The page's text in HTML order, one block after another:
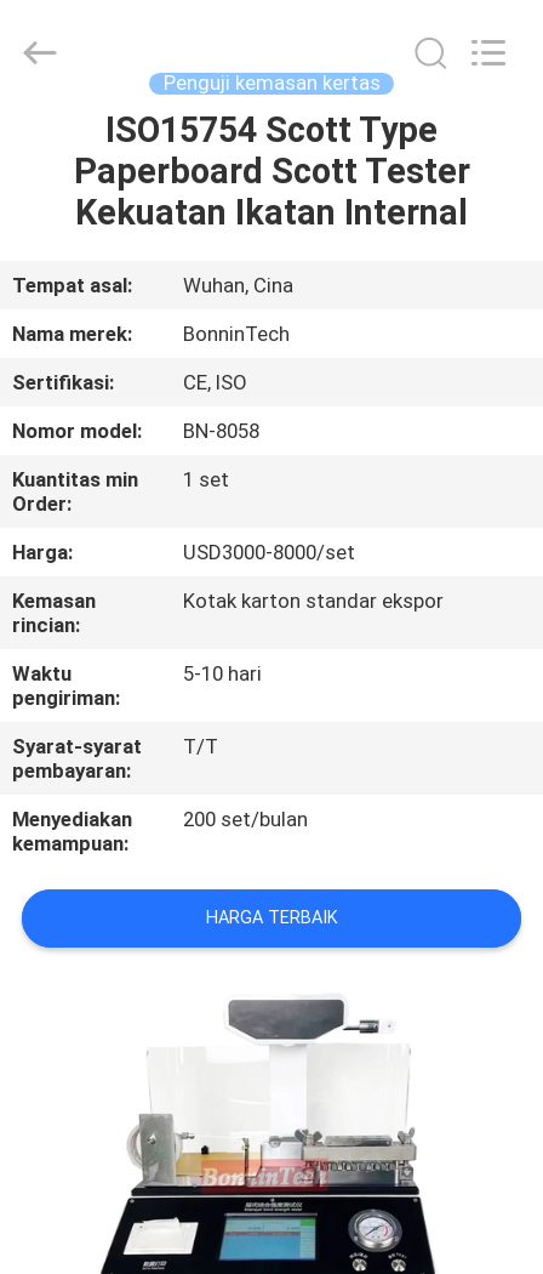
RUMAH
PRODUK
VIDEO
KAMI
TUR
PABRIK
KONTROL
KUALITAS
HUBUNGI
KAMI
PERMINTAAN
SITEMAP
Copyright
Penguji kemasan kertas
ISO15754 Scott Type
Paperboard Scott Tester
Kekuatan Ikatan Internal
Tempat asal:
Wuhan, Cina
Nama merek:
BonninTech
Sertifikasi:
CE, ISO
Nomor model:
BN-8058
Kuantitas min
Order:
1 set
Harga:
USD3000-8000/set
Kemasan
rincian:
Kotak karton standar ekspor
Waktu
pengiriman:
5-10 hari
Syarat-syarat
pembayaran:
T/T
Menyediakan
kemampuan:
200 set/bulan
HARGA TERBAIK